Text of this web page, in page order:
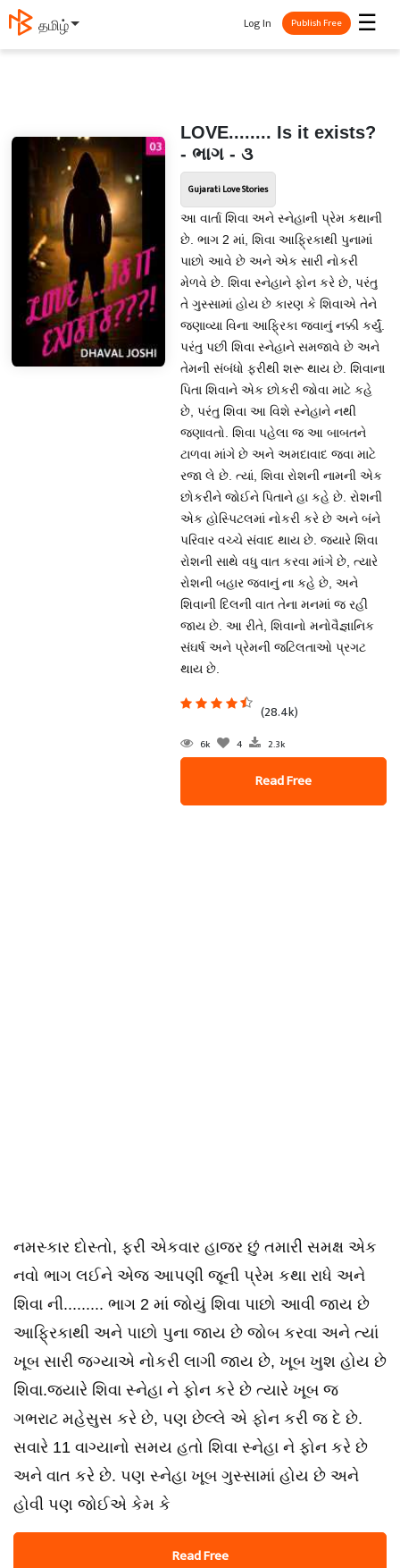
தமிழ் ☰
Log In Publish Free
LOVE........ Is it exists?
- ભાગ - ૩
Gujarati Love Stories
આ વાર્તા શિવા અને સ્નેહાની પ્રેમ કથાની
છે. ભાગ 2 માં, શિવા આફ્રિકાથી પુનામાં
પાછો આવે છે અને એક સારી નોકરી
મેળવે છે. શિવા સ્નેહાને ફોન કરે છે, પરંતુ
તે ગુસ્સામાં હોય છે કારણ કે શિવાએ તેને
જણાવ્યા વિના આફ્રિકા જવાનું નક્કી કર્યું.
પરંતુ પછી શિવા સ્નેહાને સમજાવે છે અને
તેમની સંબંધો ફરીથી શરૂ થાય છે. શિવાના
પિતા શિવાને એક છોકરી જોવા માટે કહે
છે, પરંતુ શિવા આ વિશે સ્નેહાને નથી
જણાવતો. શિવા પહેલા જ આ બાબતને
ટાળવા માંગે છે અને અમદાવાદ જવા માટે
રજા લે છે. ત્યાં, શિવા રોશની નામની એક
છોકરીને જોઈને પિતાને હા કહે છે. રોશની
એક હોસ્પિટલમાં નોકરી કરે છે અને બંને
પરિવાર વચ્ચે સંવાદ થાય છે. જ્યારે શિવા
રોશની સાથે વધુ વાત કરવા માંગે છે, ત્યારે
રોશની બહાર જવાનું ના કહે છે, અને
શિવાની દિલની વાત તેના મનમાં જ રહી
જાય છે. આ રીતે, શિવાનો મનોવૈજ્ઞાનિક
સંઘર્ષ અને પ્રેમની જટિલતાઓ પ્રગટ
થાય છે.
(28.4k)
6k 4 2.3k
Read Free
નમસ્કાર દોસ્તો, ફરી એકવાર હાજર છું તમારી સમક્ષ એક
નવો ભાગ લઈને એજ આપણી જૂની પ્રેમ કથા રાધે અને
શિવા ની......... ભાગ 2 માં જોયું શિવા પાછો આવી જાય છે
આફ્રિકાથી અને પાછો પુના જાય છે જોબ કરવા અને ત્યાં
ખૂબ સારી જગ્યાએ નોકરી લાગી જાય છે, ખૂબ ખુશ હોય છે
શિવા.જયારે શિવા સ્નેહા ને ફોન કરે છે ત્યારે ખૂબ જ
ગભરાટ મહેસુસ કરે છે, પણ છેલ્લે એ ફોન કરી જ દે છે.
સવારે 11 વાગ્યાનો સમય હતો શિવા સ્નેહા ને ફોન કરે છે
અને વાત કરે છે. પણ સ્નેહા ખૂબ ગુસ્સામાં હોય છે અને
હોવી પણ જોઈએ કેમ કે
Read Free